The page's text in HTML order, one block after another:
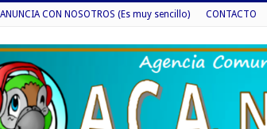
ANUNCIA CON NOSOTROS (Es muy sencillo) CONTACTO